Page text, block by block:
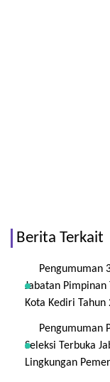
Berita Terkait
Pengumuman
Jabatan
Kota Kediri Tahun
Pengumuman
Seleksi Terbuka
Lingkungan